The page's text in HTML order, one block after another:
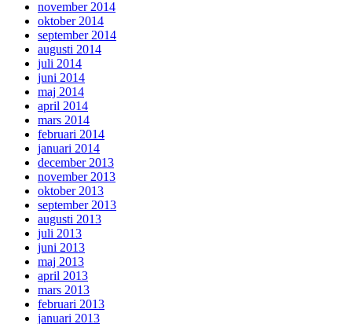
november 2014
oktober 2014
september 2014
augusti 2014
juli 2014
juni 2014
maj 2014
april 2014
mars 2014
februari 2014
januari 2014
december 2013
november 2013
oktober 2013
september 2013
augusti 2013
juli 2013
juni 2013
maj 2013
april 2013
mars 2013
februari 2013
januari 2013